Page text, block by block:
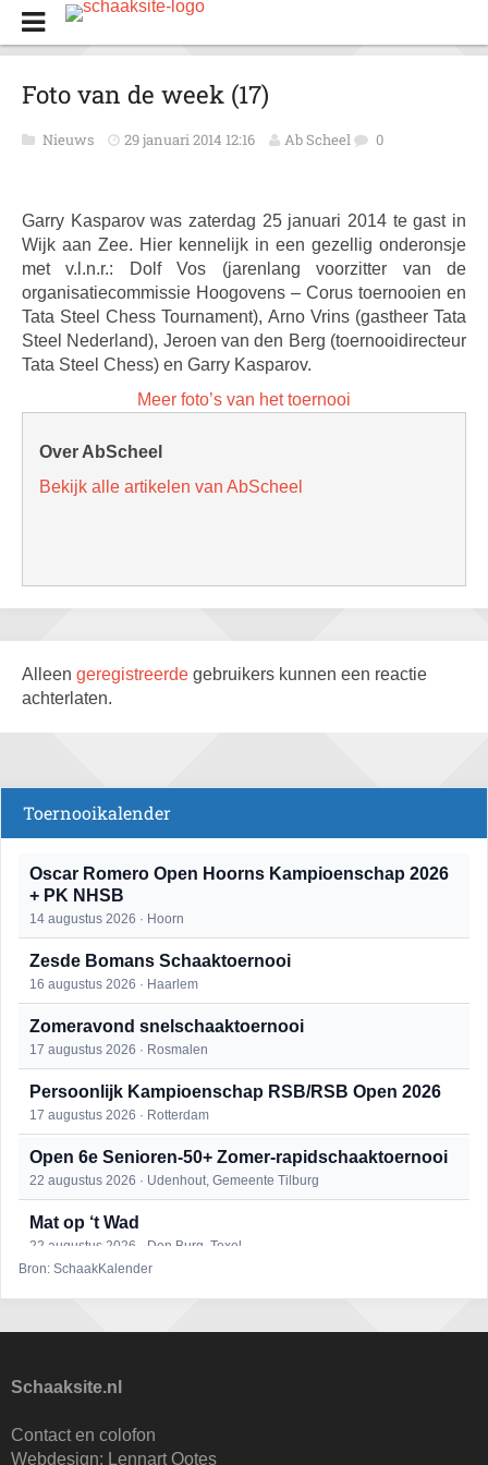
Foto van de week (17)
Nieuws 29 januari 2014 12:16 Ab Scheel 0
Garry Kasparov was zaterdag 25 januari 2014 te gast in
Wijk aan Zee. Hier kennelijk in een gezellig onderonsje
met v.l.n.r.: Dolf Vos (jarenlang voorzitter van de
organisatiecommissie Hoogovens – Corus toernooien en
Tata Steel Chess Tournament), Arno Vrins (gastheer Tata
Steel Nederland), Jeroen van den Berg (toernooidirecteur
Tata Steel Chess) en Garry Kasparov.
Meer foto’s van het toernooi
Over AbScheel
Bekijk alle artikelen van AbScheel
Alleen geregistreerde gebruikers kunnen een reactie
achterlaten.
Toernooikalender
Oscar Romero Open Hoorns Kampioenschap 2026
+ PK NHSB
14 augustus 2026 · Hoorn
Zesde Bomans Schaaktoernooi
16 augustus 2026 · Haarlem
Zomeravond snelschaaktoernooi
17 augustus 2026 · Rosmalen
Persoonlijk Kampioenschap RSB/RSB Open 2026
17 augustus 2026 · Rotterdam
Open 6e Senioren-50+ Zomer-rapidschaaktoernooi
22 augustus 2026 · Udenhout, Gemeente Tilburg
Mat op ‘t Wad
22 augustus 2026 · Den Burg, Texel
23 augustus 2026 · Utrecht
25 augustus 2026 · Bunschoten-Spakenburg
Bron: SchaakKalender
Schaaksite.nl
Contact en colofon
Webdesign: Lennart Ootes